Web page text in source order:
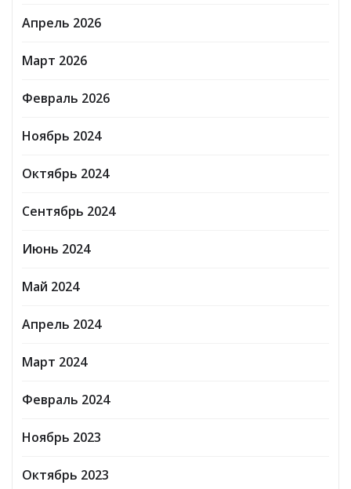
Апрель 2026
Март 2026
Февраль 2026
Ноябрь 2024
Октябрь 2024
Сентябрь 2024
Июнь 2024
Май 2024
Апрель 2024
Март 2024
Февраль 2024
Ноябрь 2023
Октябрь 2023